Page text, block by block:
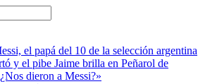
el papá del 10 de la selección argentina
y el pibe Jaime brilla en Peñarol de
dieron a Messi?»